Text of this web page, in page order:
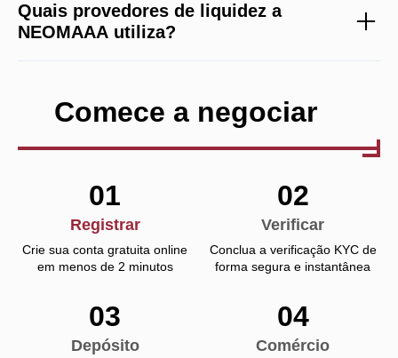
Quais provedores de liquidez a
NEOMAAA utiliza?
Comece a negociar
01
Registrar
Crie sua conta gratuita online
em menos de 2 minutos
02
Verificar
Conclua a verificação KYC de
forma segura e instantânea
03
Depósito
04
Comércio